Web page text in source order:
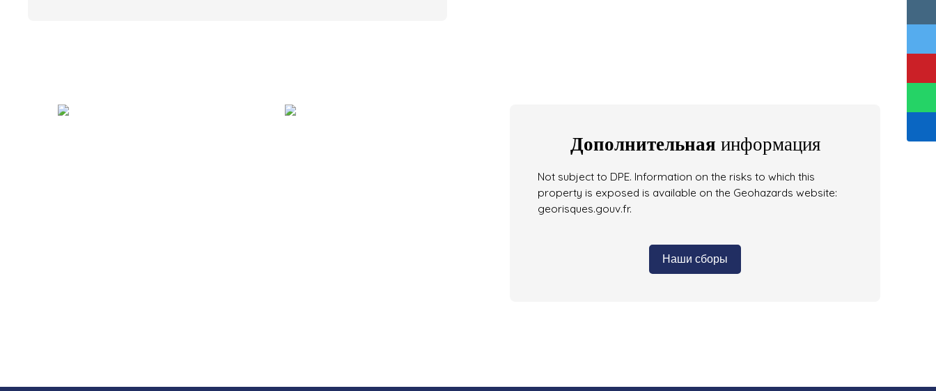
Дополнительная информация
Not subject to DPE. Information on the risks to which this
property is exposed is available on the Geohazards website:
georisques.gouv.fr.
Наши сборы